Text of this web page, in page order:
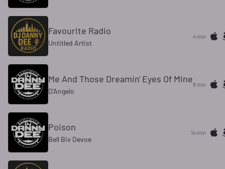
Favourite Radio
Untitled Artist
4 min
Me And Those Dreamin' Eyes Of Mine
D'Angelo
9 min
Poison
Bell Biv Devoe
14 min